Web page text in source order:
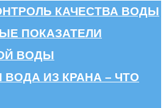
КАЧЕСТВА ВОДЫ
ПОКАЗАТЕЛИ
ВОДЫ
ВОДА ИЗ КРАНА – ЧТО